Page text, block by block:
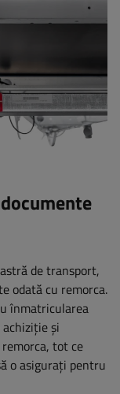
de transport,
odată cu remorca.
înmatricularea
și
tot ce
o asigurați pentru